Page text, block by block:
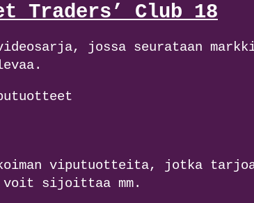
Traders’ Club 18
jossa seurataan
viputuotteita, jotka
sijoittaa mm.